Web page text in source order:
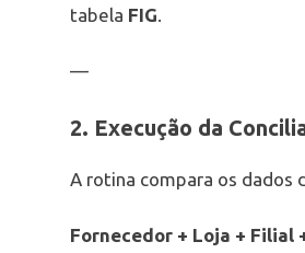
tabela FIG.
—
2. Execução da
A rotina compara os dados
Fornecedor + Loja + Filial